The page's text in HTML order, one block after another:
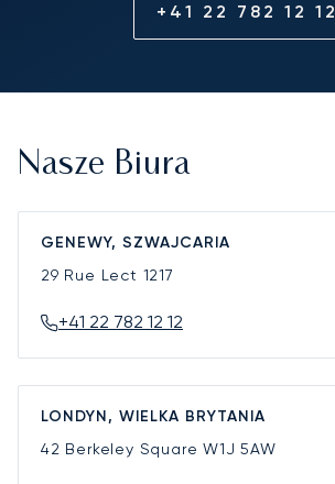
+41 22 782 12 12
Nasze Biura
GENEWY, SZWAJCARIA
29 Rue Lect 1217
+41 22 782 12 12
LONDYN, WIELKA BRYTANIA
42 Berkeley SquareW1J 5AW